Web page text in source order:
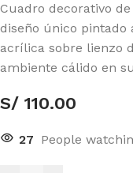
Cuadro decorativo
diseño único
acrílica sobre lienzo
ambiente cálido en
S/ 110.00
27 People